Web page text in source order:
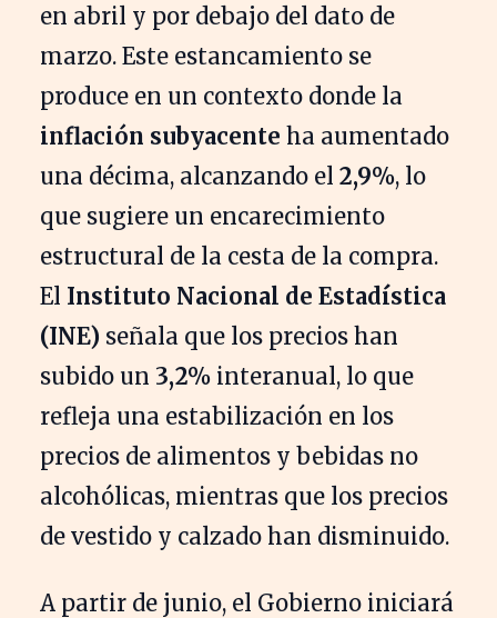
en abril y por debajo del dato de
marzo. Este estancamiento se
produce en un contexto donde la
inflación subyacente ha aumentado
una décima, alcanzando el 2,9%, lo
que sugiere un encarecimiento
estructural de la cesta de la compra.
El Instituto Nacional de Estadística
(INE) señala que los precios han
subido un 3,2% interanual, lo que
refleja una estabilización en los
precios de alimentos y bebidas no
alcohólicas, mientras que los precios
de vestido y calzado han disminuido.
A partir de junio, el Gobierno iniciará